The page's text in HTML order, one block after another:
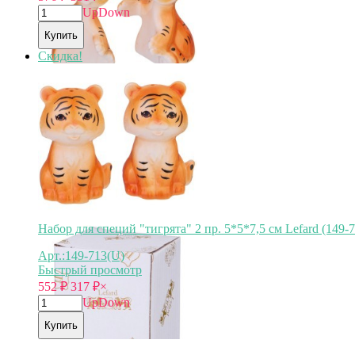
UpDown
Купить
Скидка!
Набор для специй "тигрята" 2 пр. 5*5*7,5 см Lefard (149-
Арт.:149-713(U)
Быстрый просмотр
552₽ 317 ₽×
UpDown
Купить